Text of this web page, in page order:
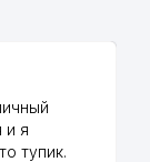
и я
тупик.